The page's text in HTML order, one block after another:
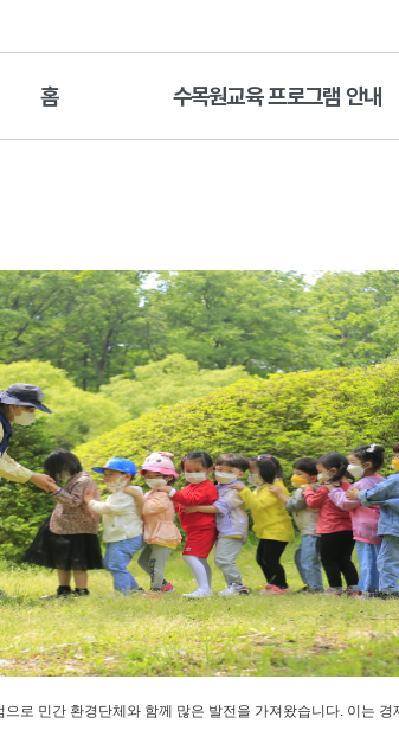
홈 수목원교육 프로그램 안내
로 민간 환경단체와 함께 많은 발전을 가져왔습니다. 이는 경